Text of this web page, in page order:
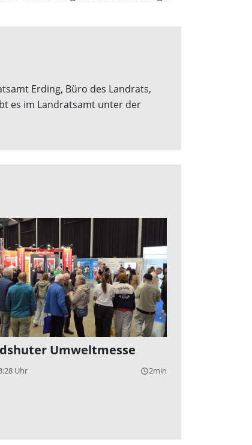
Erding, Büro des Landrats,
es im Landratsamt unter der
Umweltmesse
Uhr query_builder2min